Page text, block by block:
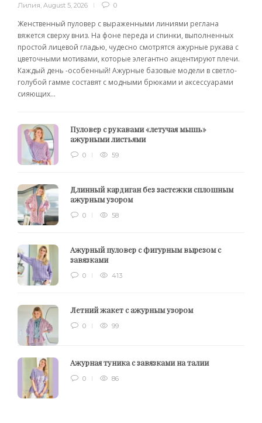
Лилия August 5, 2026 0
Женственный пуловер с выраженными линиями реглана
вяжется сверху вниз. На фоне переда и спинки, выполненных
простой лицевой гладью, чудесно смотрятся ажурные рукава с
цветочными мотивами, которые элегантно акцентируют плечи.
Каждый день -особенный! Ажурные базовые модели в светло-
голубой гамме составят с модными брюками и аксессуарами
сияющих...
Пуловер с рукавами «летучая мышь»
ажурными листьями
0 59
Длинный кардиган без застежки сплошным
ажурным узором
0 58
Ажурный пуловер с фигурным вырезом с
завязками
0 413
Летний жакет с ажурным узором
0 99
Ажурная туника с завязками на талии
0 86